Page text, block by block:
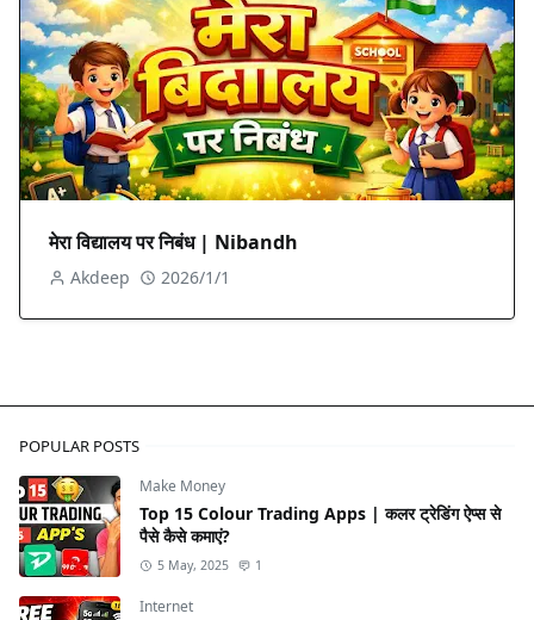
मेरा विद्यालय पर निबंध | Nibandh
Akdeep 2026/1/1
POPULAR POSTS
Make Money
Top 15 Colour Trading Apps | कलर ट्रेडिंग ऐप्स से
पैसे कैसे कमाएं?
5 May, 2025 1
Internet